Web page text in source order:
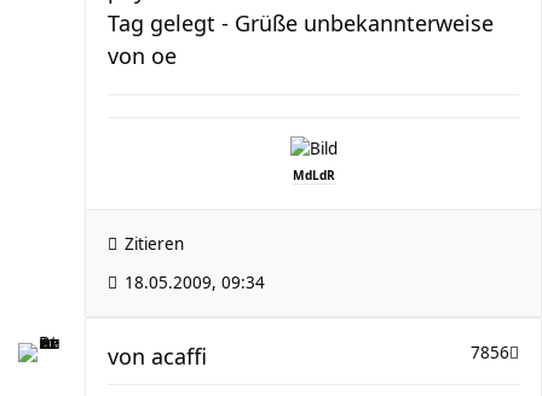
Tag gelegt - Grüße unbekannterweise
von oe
MdLdR
Zitieren
18.05.2009, 09:34
7856
von acaffi